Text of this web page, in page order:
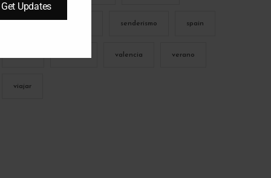
senderismo spain
valencia verano
viajar
Get Updates